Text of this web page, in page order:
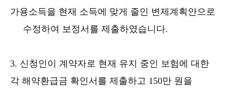
가용소득을 현재 소득에 맞게 줄인 변제계획안으로
수정하여 보정서를 제출하였습니다.
3. 신청인이 계약자로 현재 유지 중인 보험에 대한
각 해약환급금 확인서를 제출하고 150만 원을